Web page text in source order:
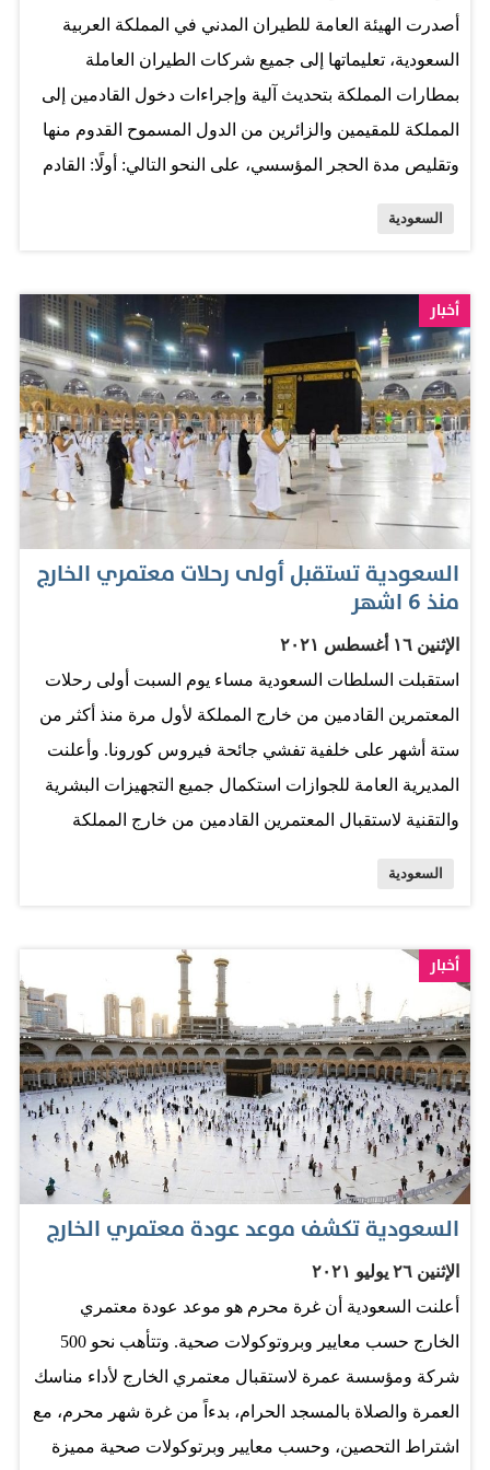
أصدرت الهيئة العامة للطيران المدني في المملكة العربية
السعودية، تعليماتها إلى جميع شركات الطيران العاملة
بمطارات المملكة بتحديث آلية وإجراءات دخول القادمين إلى
المملكة للمقيمين والزائرين من الدول المسموح القدوم منها
وتقليص مدة الحجر المؤسسي، على النحو التالي: أولًا: القادم
أعلى تقدير، وأن تطبق عليه إجراءات الحجر الصحي
المؤسسي لمدة خمسة أيام، وأن يتم إجراء فحص كورونا خلال
(24) ساعة من الوصول وفحص آخر في اليوم الخامس بعد
الوصول (يجب على القادم الالتزام بأوقات فحص كورونا بناء
على ما يظهر له في تطبيق "توكلنا" في خدمة التسلسل
الزمني)، وتنتهي مدة الحجر المؤسسي بظهور نتيجة سلبية
للفحص. ثانيًا: القادم الذي استكمل أحد اللقاحات غير المعتمدة
في منظمة الصحة العالمية وغير المعتمدة في المملكة أو
استكمل أحد اللقاحات المعتمدة في منظمة الصحة العالمية
على أعلى تقدير، وأن تطبق عليه إجراءات الحجر الصحي
المؤسسي لمدة خمسة أيام، وأن يتم إجراء فحص كورونا خلال
(24) ساعة من الوصول وفحص آخر في اليوم الخامس بعد
الوصول (يجب…
السعودية
أخبار
السعودية تستقبل أولى رحلات معتمري الخارج
منذ 6 اشهر
الإثنين ١٦ أغسطس ٢٠٢١
استقبلت السلطات السعودية مساء يوم السبت أولى رحلات
المعتمرين القادمين من خارج المملكة لأول مرة منذ أكثر من
ستة أشهر على خلفية تفشي جائحة فيروس كورونا. وأعلنت
المديرية العامة للجوازات استكمال جميع التجهيزات البشرية
والتقنية لاستقبال المعتمرين القادمين من خارج المملكة
دول العالم تدريجيًّا اعتبارًا من يوم الإثنين الماضي، لأداء
مناسك العمرة والزيارة والصلاة في المسجد الحرام والمسجد
النبوي الشريف. وكانت السعودية قد علقت في مارس 2020
أداء العمرة لأكثر من ستة أشهر على خلفية تفشي الوباء قبل
أن تسمح باستئنافها وفق شروط محددة ولعدد محدود فقط
من سكانها. المصدر: البيان
السعودية
أخبار
السعودية تكشف موعد عودة معتمري الخارج
الإثنين ٢٦ يوليو ٢٠٢١
أعلنت السعودية أن غرة محرم هو موعد عودة معتمري
الخارج حسب معايير وبروتوكولات صحية. وتتأهب نحو 500
شركة ومؤسسة عمرة لاستقبال معتمري الخارج لأداء مناسك
العمرة والصلاة بالمسجد الحرام، بدءاً من غرة شهر محرم، مع
اشتراط التحصين، وحسب معايير وبرتوكولات صحية مميزة